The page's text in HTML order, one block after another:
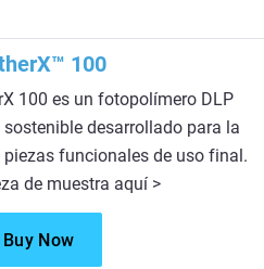
100
100 es un fotopolímero DLP
desarrollado para la
piezas funcionales de uso final.
de muestra aquí >
Buy Now